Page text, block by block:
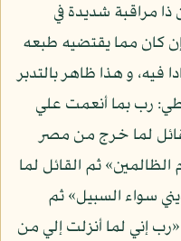
ذا مراقبة شديدة في
إن كان مما يقتضيه طبعه
فيه، و هذا ظاهر بالتدبر
رب بما أنعمت علي
لما خرج من مصر
ثم القائل لما
سواء السبيل» ثم
إني لما أنزلت إلي من